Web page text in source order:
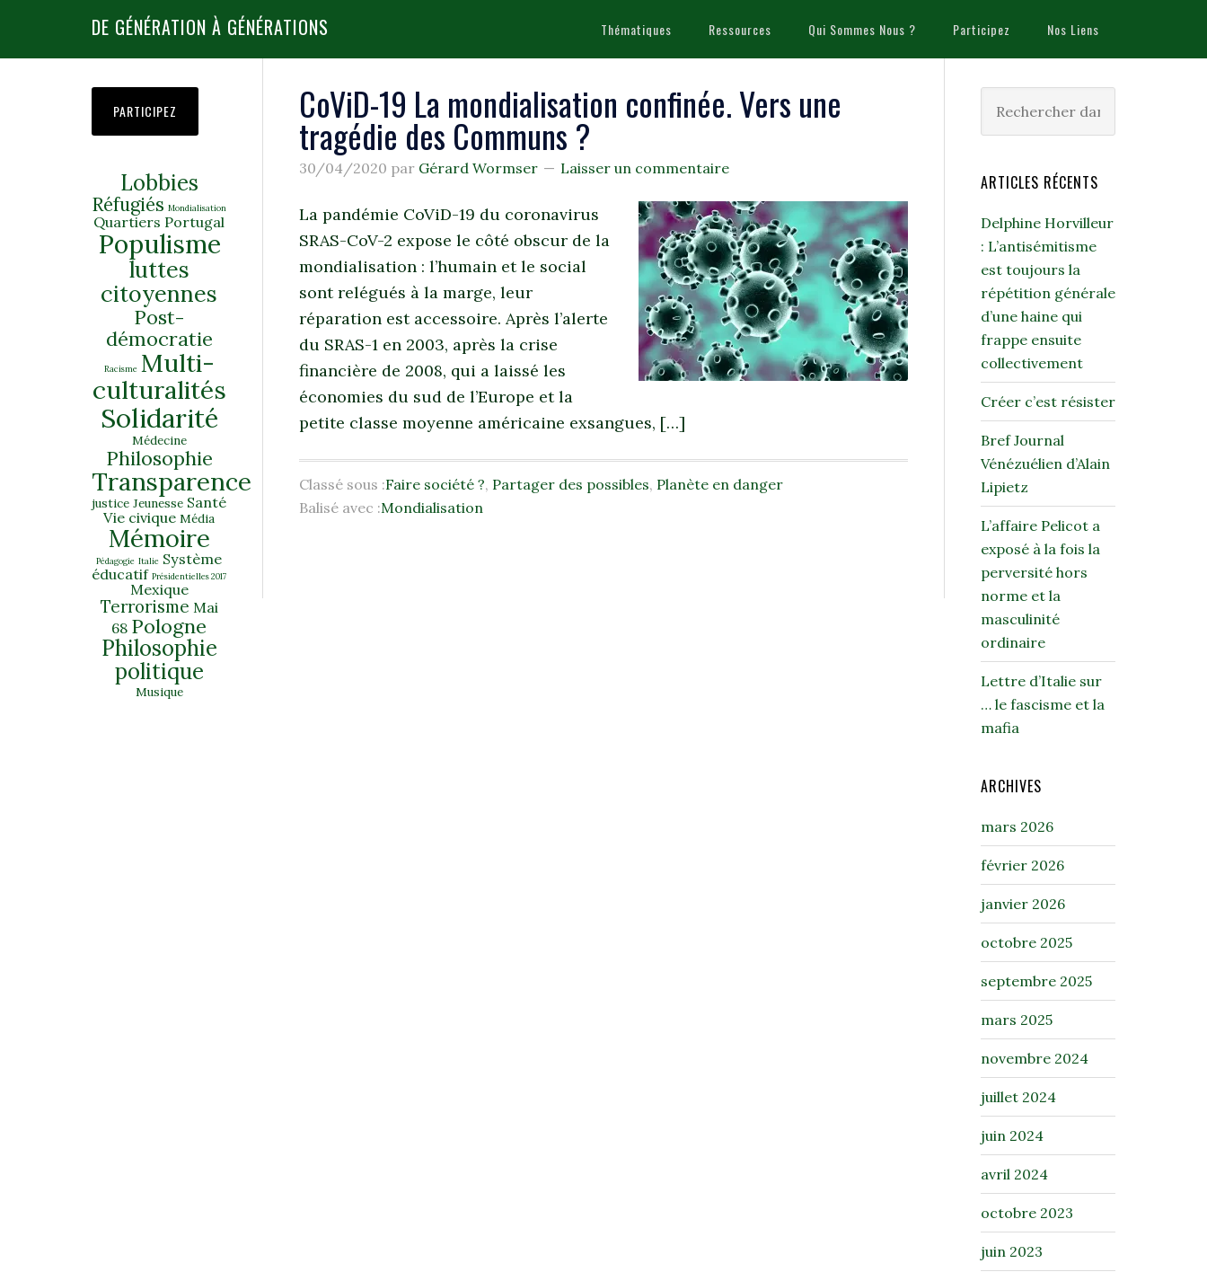
DE GÉNÉRATION À GÉNÉRATIONS Thématiques Ressources Qui Sommes Nous ? Participez Nos Liens
CoViD-19 La mondialisation confinée. Vers une
tragédie des Communs ?
30/04/2020 par Gérard Wormser Laisser un commentaire
La pandémie CoViD-19 du coronavirus
SRAS-CoV-2 expose le côté obscur de la
mondialisation : l’humain et le social
sont relégués à la marge, leur
réparation est accessoire. Après l’alerte
du SRAS-1 en 2003, après la crise
financière de 2008, qui a laissé les
économies du sud de l’Europe et la
petite classe moyenne américaine exsangues, […]
Classé sous :Faire société ?, Partager des possibles, Planète en danger
Balisé avec :Mondialisation
ARTICLES RÉCENTS
Delphine Horvilleur
: L’antisémitisme
est toujours la
répétition générale
d’une haine qui
frappe ensuite
collectivement
Créer c’est résister
Bref Journal
Vénézuélien d’Alain
Lipietz
L’affaire Pelicot a
exposé à la fois la
perversité hors
norme et la
masculinité
ordinaire
Lettre d’Italie sur
… le fascisme et la
mafia
ARCHIVES
mars 2026
février 2026
janvier 2026
octobre 2025
septembre 2025
mars 2025
novembre 2024
juillet 2024
juin 2024
avril 2024
octobre 2023
juin 2023
PARTICIPEZ
Lobbies
Réfugiés Mondialisation
Quartiers Portugal
Populisme
luttes
citoyennes
Post-
démocratie
Racisme Multi-
culturalités
Solidarité
Médecine
Philosophie
Transparence
justice Jeunesse Santé
Vie civique Média
Mémoire
Pédagogie Italie Système
éducatif Présidentielles 2017
Mexique
Terrorisme Mai
68 Pologne
Philosophie
politique
Musique